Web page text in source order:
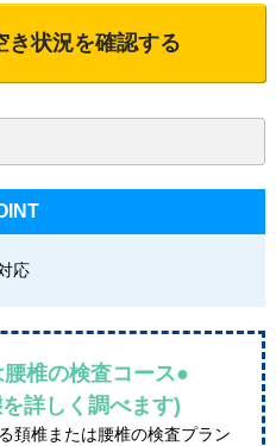
状況を確認する
応
椎の検査コース●
詳しく調べます)
頚椎または腰椎の検査プラン